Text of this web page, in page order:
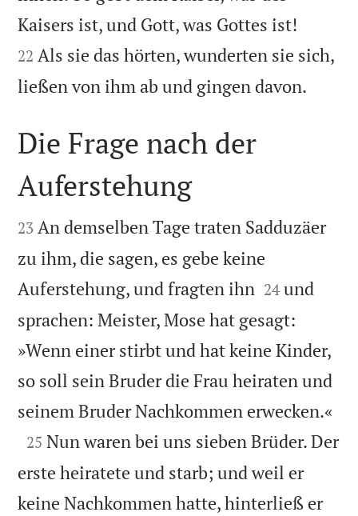
Kaisers ist, und Gott, was Gottes ist!
22 Als sie das hörten, wunderten sie sich,
ließen von ihm ab und gingen davon.

Die Frage nach der
Auferstehung

23 An demselben Tage traten Sadduzäer
zu ihm, die sagen, es gebe keine
Auferstehung, und fragten ihn 

24 und
sprachen: Meister, Mose hat gesagt:
»Wenn einer stirbt und hat keine Kinder,
so soll sein Bruder die Frau heiraten und
seinem Bruder Nachkommen erwecken.«

25 Nun waren bei uns sieben Brüder. Der
erste heiratete und starb; und weil er
keine Nachkommen hatte, hinterließ er